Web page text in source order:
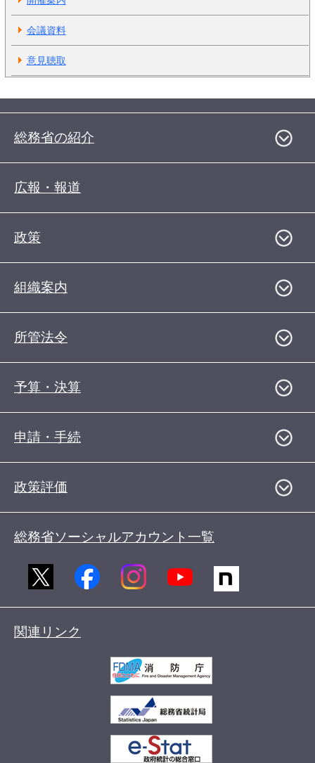
会議資料
意見聴取
総務省の紹介
広報・報道
政策
組織案内
所管法令
予算・決算
申請・手続
政策評価
総務省ソーシャルアカウント一覧
関連リンク